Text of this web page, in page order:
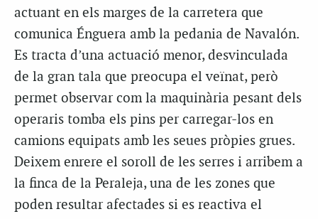
actuant en els marges de la carretera que
comunica Énguera amb la pedania de Navalón.
Es tracta d’una actuació menor, desvinculada
de la gran tala que preocupa el veïnat, però
permet observar com la maquinària pesant dels
operaris tomba els pins per carregar-los en
camions equipats amb les seues pròpies grues.
Deixem enrere el soroll de les serres i arribem a
la finca de la Peraleja, una de les zones que
poden resultar afectades si es reactiva el